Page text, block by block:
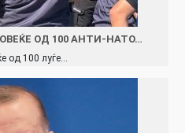
ОД 100 АНТИ-НАТО…
од 100 луѓе…